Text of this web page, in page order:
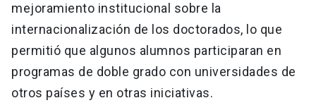
mejoramiento institucional sobre la
internacionalización de los doctorados, lo que
permitió que algunos alumnos participaran en
programas de doble grado con universidades de
otros países y en otras iniciativas.